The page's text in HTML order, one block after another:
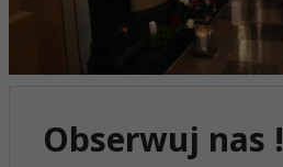
Obserwuj nas !